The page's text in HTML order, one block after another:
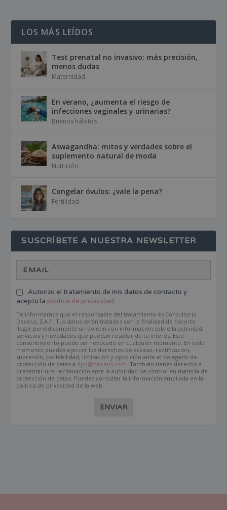
LOS MÁS LEÍDOS
Test prenatal no invasivo: más precisión,
menos dudas
Maternidad
En verano, ¿aumenta el riesgo de
infecciones vaginales y urinarias?
Buenos hábitos
Aswagandha: mitos y verdades sobre el
suplemento natural de moda
Nutrición
Congelar óvulos: ¿vale la pena?
Fertilidad
SUSCRÍBETE A NUESTRA NEWSLETTER
Autorizo el tratamiento de mis datos de contacto y
acepto la política de privacidad.
Te informamos que el responsable del tratamiento es Consultorio
Dexeus, S.A.P. Tus datos serán tratados con la finalidad de hacerte
llegar periódicamente un boletín con información sobre la actividad,
servicios y novedades que puedan resultar de tu interés. Este
consentimiento puede ser revocado en cualquier momento. En todo
momento puedes ejercer los derechos de acceso, rectificación,
supresión, portabilidad, limitación y oposición ante el delegado de
protección de datos a dpd@dexeus.com . También tienes derecho a
presentar una reclamación ante la autoridad de control en materia de
protección de datos. Puedes consultar la información ampliada en la
política de privacidad de la web.
ENVIAR